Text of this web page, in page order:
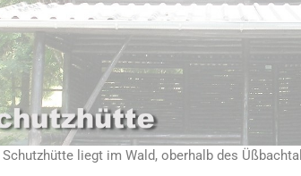
Schutzhütte liegt im Wald, oberhalb des